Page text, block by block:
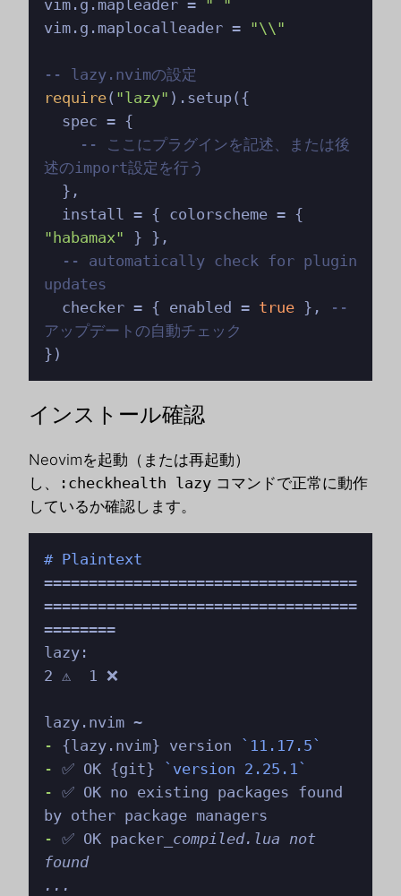
vim.g.mapleader = " "
vim.g.maplocalleader = "\\"
-- lazy.nvimの設定
require( "lazy" ).setup({
-- ここにプラグインを記述、または後
述のimport設定を行う
"habamax" } },
-- automatically check for plugin
updates
  checker = { enabled =
true },
--
アップデートの自動チェック
})
インストール確認
Neovimを起動（または再起動）
し、
:checkhealth lazy コマンドで正常に動作
しているか確認します。
# Plaintext
===================================
===================================
========
lazy:
2 ⚠️  1 ❌
lazy.nvim ~
- {lazy.nvim} version
`11.17.5`
- ✅ OK {git}
`version 2.25.1`
- ✅ OK no existing packages found
- ✅ OK packer_compiled.lua not
found
...